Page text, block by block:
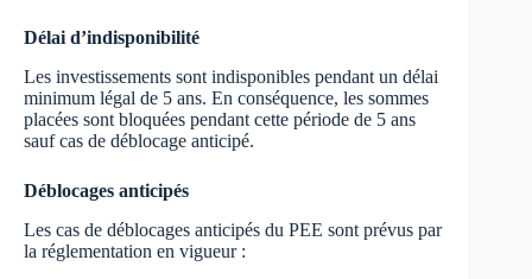
Délai d’indisponibilité
Les investissements sont indisponibles pendant un délai
minimum légal de 5 ans. En conséquence, les sommes
placées sont bloquées pendant cette période de 5 ans
sauf cas de déblocage anticipé.
Déblocages anticipés
Les cas de déblocages anticipés du PEE sont prévus par
la réglementation en vigueur :